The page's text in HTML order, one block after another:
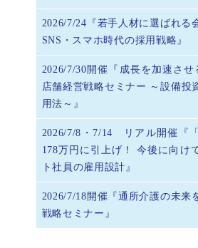
2026/7/24『若手人材に選ばれる
SNS・スマホ時代の採用戦略』
2026/7/30開催『成長を加速させ
店舗経営戦略セミナー ～設備投
用法～』
2026/7/8・7/14 リアル開催『
178万円に引上げ！ 今後に向け
ト社員の雇用設計』
2026/7/18開催『通所介護の未来
戦略セミナー』